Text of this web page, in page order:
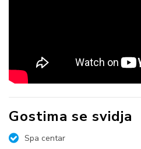
Gostima se svidja
Spa centar